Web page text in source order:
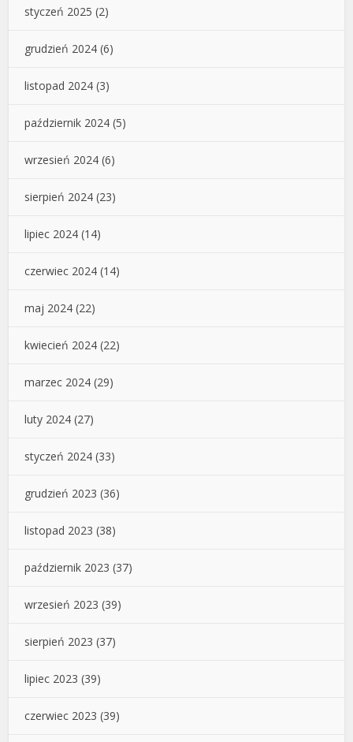
styczeń 2025 (2)
grudzień 2024 (6)
listopad 2024 (3)
październik 2024 (5)
wrzesień 2024 (6)
sierpień 2024 (23)
lipiec 2024 (14)
czerwiec 2024 (14)
maj 2024 (22)
kwiecień 2024 (22)
marzec 2024 (29)
luty 2024 (27)
styczeń 2024 (33)
grudzień 2023 (36)
listopad 2023 (38)
październik 2023 (37)
wrzesień 2023 (39)
sierpień 2023 (37)
lipiec 2023 (39)
czerwiec 2023 (39)